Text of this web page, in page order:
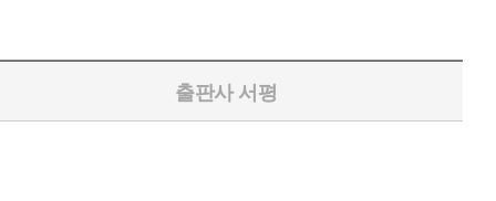
출판사 서평